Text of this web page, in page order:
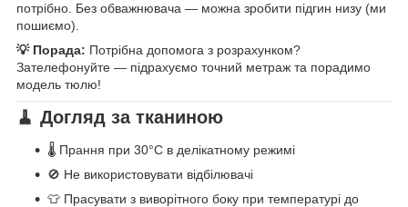
потрібно. Без обважнювача — можна зробити підгин низу (ми
пошиємо).
💡 Порада: Потрібна допомога з розрахунком?
Зателефонуйте — підрахуємо точний метраж та порадимо
модель тюлю!
🧹 Догляд за тканиною
🌡️ Прання при 30°C в делікатному режимі
🚫 Не використовувати відбілювачі
👕 Прасувати з виворітного боку при температурі до